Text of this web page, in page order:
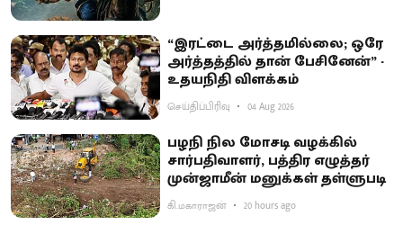
“இரட்டை அர்த்தமில்லை; ஒரே
அர்த்தத்தில் தான் பேசினேன்” -
உதயநிதி விளக்கம்
செய்திப்பிரிவு 04 Aug 2026
பழநி நில மோசடி வழக்கில்
சார்பதிவாளர், பத்திர எழுத்தர்
முன்ஜாமீன் மனுக்கள் தள்ளுபடி
கி.மகாராஜன் 20 hours ago